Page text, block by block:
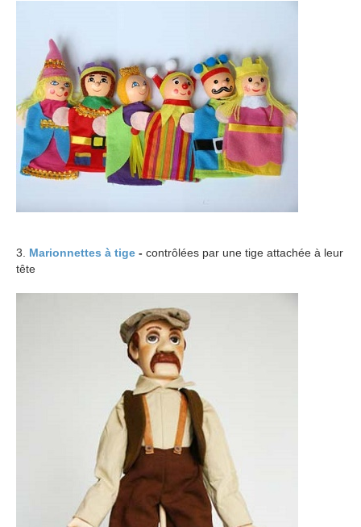
3. Marionnettes à tige - contrôlées par une tige attachée à leur
tête